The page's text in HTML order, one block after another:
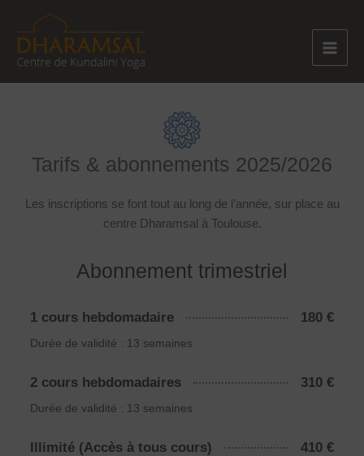
contenu
Tarifs & abonnements 2025/2026
Les inscriptions se font tout au long de l’année, sur place au
centre Dharamsal à Toulouse.
Abonnement trimestriel
1 cours hebdomadaire 180 €
Durée de validité : 13 semaines
2 cours hebdomadaires 310 €
Durée de validité : 13 semaines
Illimité (Accès à tous cours) 410 €